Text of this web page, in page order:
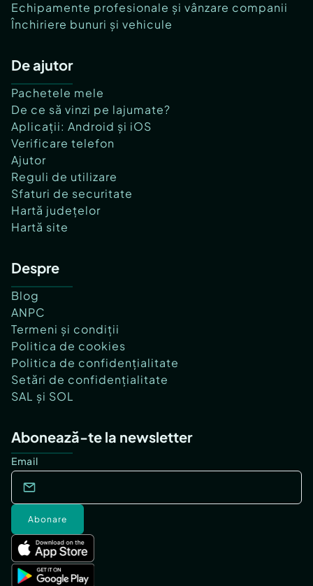
Echipamente profesionale și vânzare companii
Închiriere bunuri și vehicule
De ajutor
Pachetele mele
De ce să vinzi pe lajumate?
Aplicații: Android și iOS
Verificare telefon
Ajutor
Reguli de utilizare
Sfaturi de securitate
Hartă județelor
Hartă site
Despre
Blog
ANPC
Termeni și condiții
Politica de cookies
Politica de confidențialitate
Setări de confidențialitate
SAL și SOL
Abonează-te la newsletter
Email
Abonare